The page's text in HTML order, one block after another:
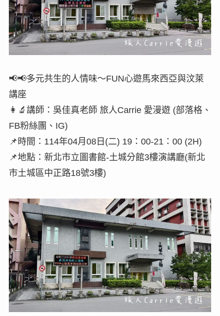
📢📢多元共生的人情味～FUN心遊馬來西亞與汶萊
講座
👩‍🔬講師：吳佳真老師 旅人Carrie 愛漫遊 (部落格、
FB粉絲團、IG)
📌時間：114年04月08日(二) 19：00-21：00 (2H)
📌地點：新北市立圖書館-土城分館3樓演講廳(新北
市土城區中正路18號3樓)